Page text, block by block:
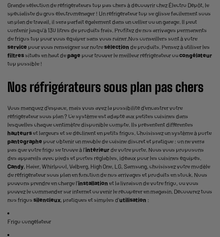
Grande sélection de réfrigérateurs top pas chers à découvrir chez Électro Dépôt, le
spécialiste du gros électroménager ! Un réfrigérateur top se glisse facilement sous
un plan de travail, il sera parfait également dans un cellier ou un garage. Il peut
contenir jusqu'à 130 litres de produits frais. Profitez de nos arrivages permanents
defrigos top pour vous équiper sans vous ruiner.Nos conseillers sont à votre
service pour vous renseigner sur notresélection de produits. Pensez à utiliser les
filtressitués en haut depage pour trouver le meilleur réfrigérateur oucongélateur
top possible !
Nos réfrigérateurs sous plan pas chers
Vous manquez d’espace, mais vous avez la possibilité d’encastrer votre
réfrigérateur sous plan ? Ce système est adapté aux petites cuisines dans
lesquelles chaque centimètre disponible compte. Ils présentent différentes
hauteurset largeurs et se déclinent en petits frigos . Choisissez un système à porte
pantographe pour obtenir un meuble de cuisine discret et pratique : on ne verra
pas que votre frigo se trouve à l’intérieurde votre porte. Nous vous proposons
des appareils avec pieds et portes réglables, idéaux pour les cuisines équipés.
Candy , Haier, Whirlpool, Valberg, High One, LG, Samsung, choisissez votre modèle
de réfrigérateur sous plan en fonction de nos arrivages et produits en stock. Nous
pouvons prendre en charge l'installation et la livraison de votre frigo, ou vous
pouvez le commander sur internet ou venir le récupérer en magasin. Découvrez tous
nos frigos silencieux , pratiques et simples d'utilisation :
Frigo congélateur